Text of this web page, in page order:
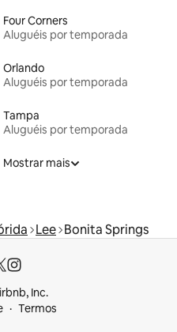
Four Corners
Aluguéis por temporada
Orlando
Aluguéis por temporada
Tampa
Aluguéis por temporada
Mostrar mais
Lee Bonita Springs
Inc.
Termos